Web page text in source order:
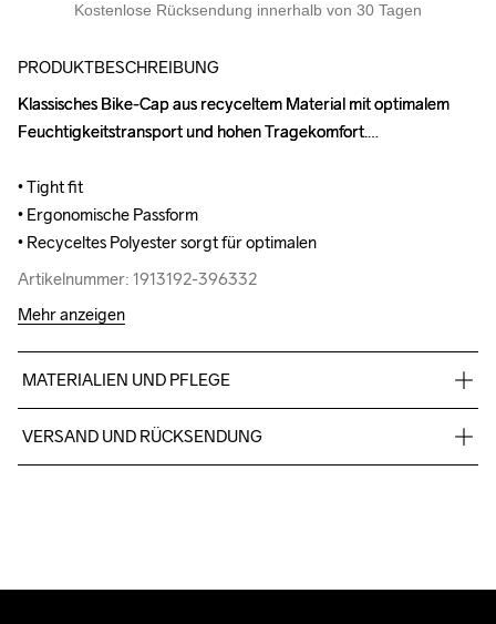
Kostenlose Rücksendung innerhalb von 30 Tagen
PRODUKTBESCHREIBUNG
Klassisches Bike-Cap aus recyceltem Material mit optimalem
Feuchtigkeitstransport und hohen Tragekomfort.
• Tight fit
• Ergonomische Passform
• Recyceltes Polyester sorgt für optimalen
Artikelnummer: 1913192-396332
Klassisches Bike-Cap aus recyceltem Material mit optimalem
Feuchtigkeitstransport und hohen Tragekomfort.
• Tight fit
• Ergonomische Passform
• Recyceltes Polyester sorgt für optimalen
Artikelnummer: 1913192-396332
Mehr anzeigen
MATERIALIEN UND PFLEGE
100% Polyester (recycelt)
VERSAND UND RÜCKSENDUNG
entgegennehmen kannst.